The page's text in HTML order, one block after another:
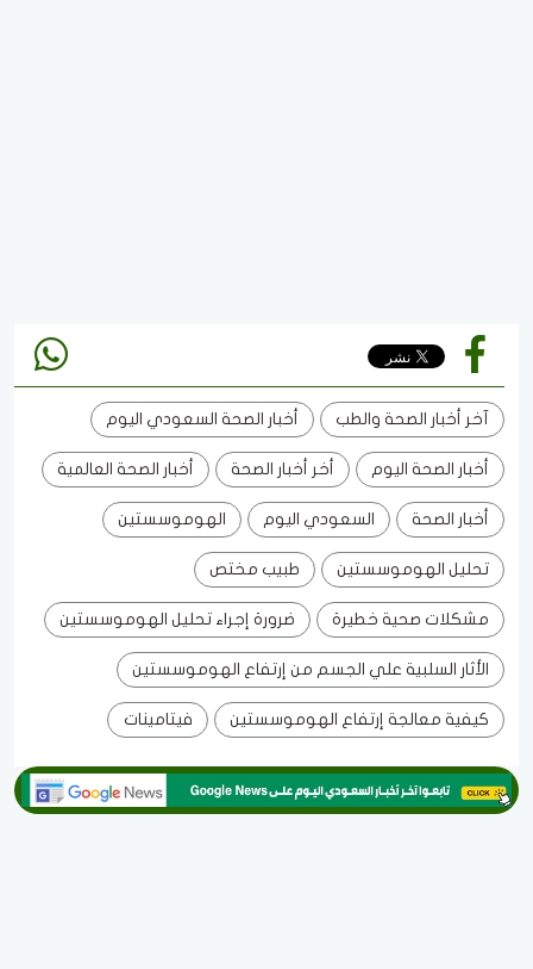
آخر أخبار الصحة والطب أخبار الصحة السعودي اليوم
أخبار الصحة اليوم أخر أخبار الصحة أخبار الصحة العالمية
أخبار الصحة السعودي اليوم الهوموسستين
تحليل الهوموسستين طبيب مختص
مشكلات صحية خطيرة ضرورة إجراء تحليل الهوموسستين
الأثار السلبية علي الجسم من إرتفاع الهوموسستين
كيفية معالجة إرتفاع الهوموسستين فيتامينات